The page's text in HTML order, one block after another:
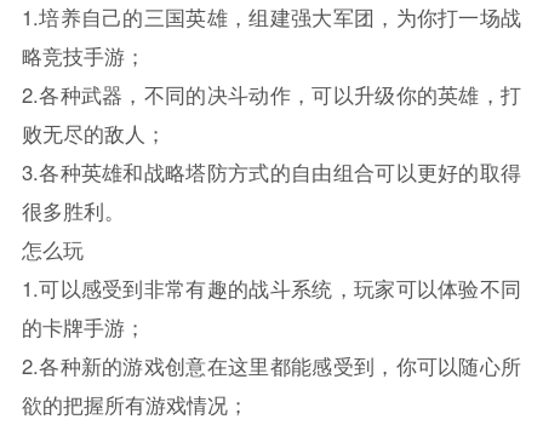
1.培养自己的三国英雄，组建强大军团，为你打一场战
略竞技手游；
2.各种武器，不同的决斗动作，可以升级你的英雄，打
败无尽的敌人；
3.各种英雄和战略塔防方式的自由组合可以更好的取得
很多胜利。
怎么玩
1.可以感受到非常有趣的战斗系统，玩家可以体验不同
的卡牌手游；
2.各种新的游戏创意在这里都能感受到，你可以随心所
欲的把握所有游戏情况；